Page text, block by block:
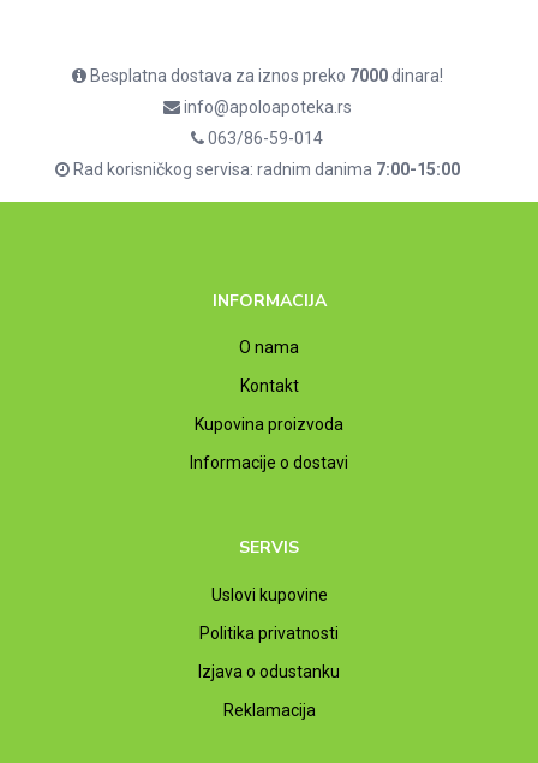
Besplatna dostava za iznos preko 7000dinara!
info@apoloapoteka.rs
063/86-59-014
Rad korisničkog servisa: radnim danima 7:00-15:00
INFORMACIJA
O nama
Kontakt
Kupovina proizvoda
Informacije o dostavi
SERVIS
Uslovi kupovine
Politika privatnosti
Izjava o odustanku
Reklamacija